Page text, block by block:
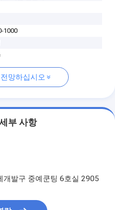
1000
망하십시오
부 사항
개발구 중예쿤팅 6호실 2905